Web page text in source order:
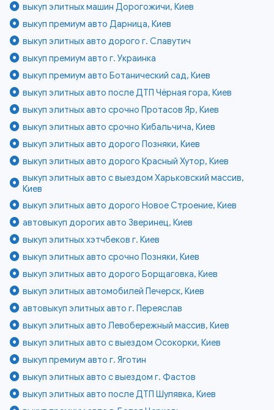
выкуп элитных машин Дорогожичи, Киев
выкуп премиум авто Дарница, Киев
выкуп элитных авто дорого г. Славутич
выкуп премиум авто г. Украинка
выкуп премиум авто Ботанический сад, Киев
выкуп элитных авто после ДТП Чёрная гора, Киев
выкуп элитных авто срочно Протасов Яр, Киев
выкуп элитных авто срочно Кибальчича, Киев
выкуп элитных авто дорого Позняки, Киев
выкуп элитных авто дорого Красный Хутор, Киев
выкуп элитных авто с выездом Харьковский массив,
Киев
выкуп элитных авто дорого Новое Строение, Киев
автовыкуп дорогих авто Зверинец, Киев
выкуп элитных хэтчбеков г. Киев
выкуп элитных авто срочно Позняки, Киев
выкуп элитных авто дорого Борщаговка, Киев
выкуп элитных автомобилей Печерск, Киев
автовыкуп элитных авто г. Переяслав
выкуп элитных авто Левобережный массив, Киев
выкуп элитных авто с выездом Осокорки, Киев
выкуп премиум авто г. Яготин
выкуп элитных авто с выездом г. Фастов
выкуп элитных авто после ДТП Шулявка, Киев